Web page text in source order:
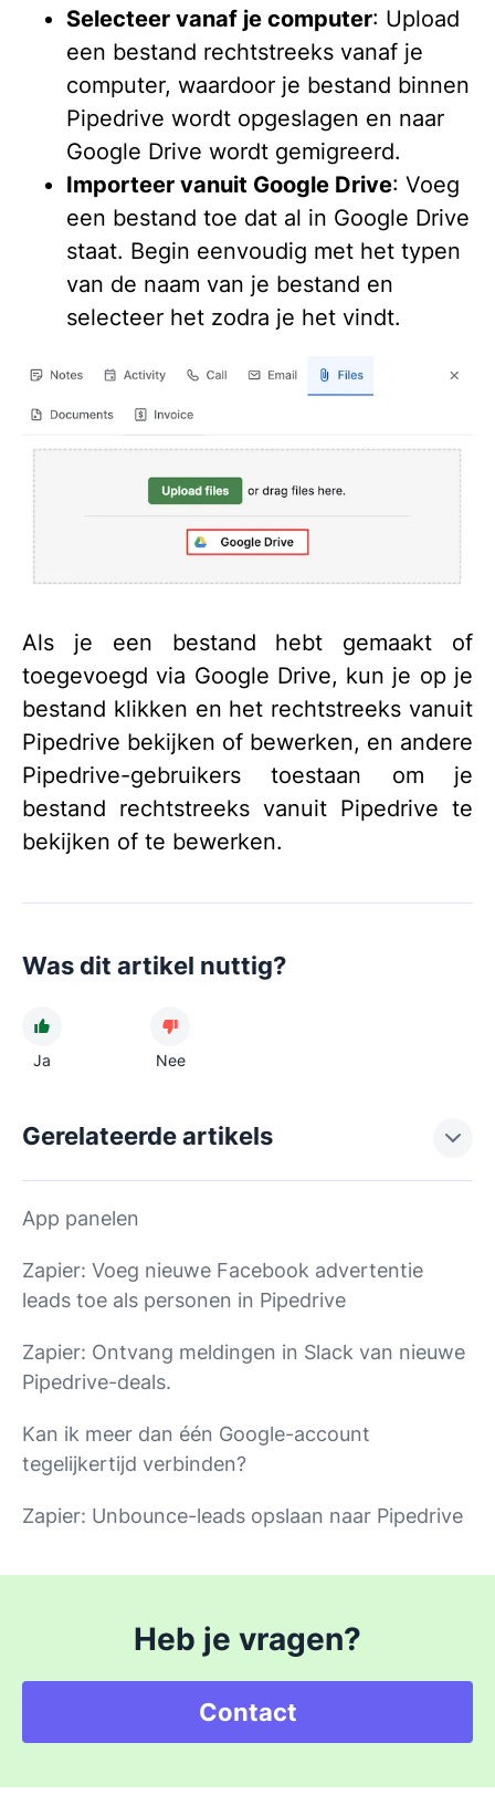
Selecteer vanaf je computer: Upload
een bestand rechtstreeks vanaf je
computer, waardoor je bestand binnen
Pipedrive wordt opgeslagen en naar
Google Drive wordt gemigreerd.
Importeer vanuit Google Drive: Voeg
een bestand toe dat al in Google Drive
staat. Begin eenvoudig met het typen
van de naam van je bestand en
selecteer het zodra je het vindt.
Als je een bestand hebt gemaakt of
toegevoegd via Google Drive, kun je op je
bestand klikken en het rechtstreeks vanuit
Pipedrive bekijken of bewerken, en andere
Pipedrive-gebruikers toestaan om je
bestand rechtstreeks vanuit Pipedrive te
bekijken of te bewerken.
Was dit artikel nuttig?
Ja Nee
Gerelateerde artikels
App panelen
Zapier: Voeg nieuwe Facebook advertentie
leads toe als personen in Pipedrive
Zapier: Ontvang meldingen in Slack van nieuwe
Pipedrive-deals.
Kan ik meer dan één Google-account
tegelijkertijd verbinden?
Zapier: Unbounce-leads opslaan naar Pipedrive
Heb je vragen?
Contact